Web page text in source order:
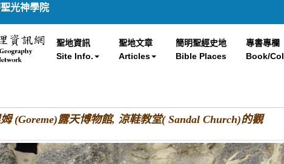
光神學院
聖地資訊
Site Info.
聖地文章
Articles
簡明聖經史地
Bible Places
專書專欄
Book/Col
(Goreme)露天博物館, 涼鞋教堂( Sandal Church)的觀